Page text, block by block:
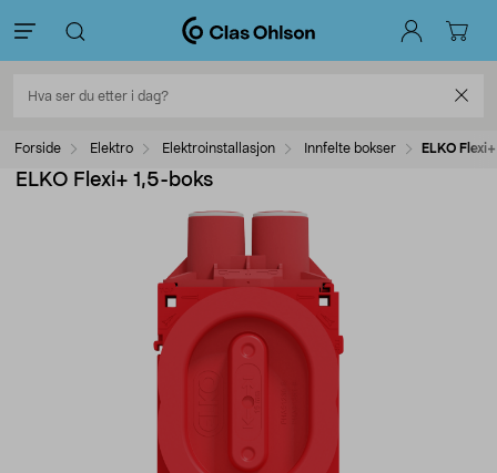
Forside Elektro Elektroinstallasjon Innfelte bokser ELKO
ELKO Flexi+ 1,5-boks